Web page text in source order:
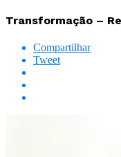
Transformação –
Compartilhar
Tweet